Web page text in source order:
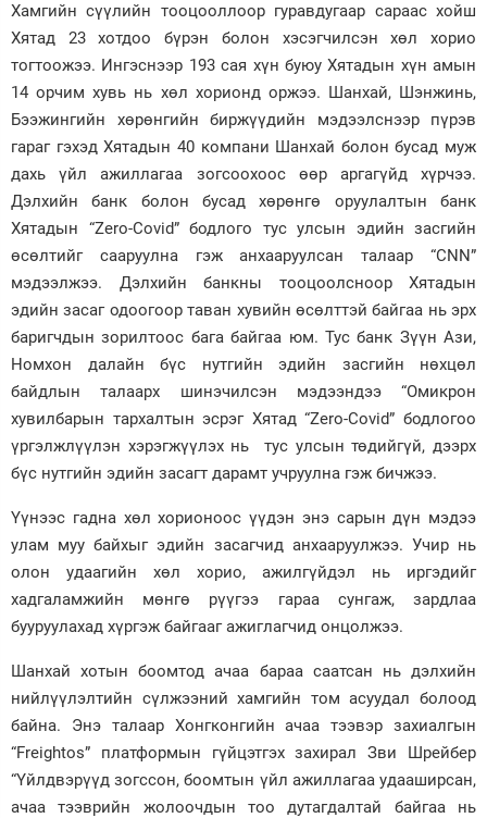
Хамгийн сүүлийн тооцооллоор гуравдугаар сараас хойш
Хятад 23 хотдоо бүрэн болон хэсэгчилсэн хөл хорио
тогтоожээ. Ингэснээр 193 сая хүн буюу Хятадын хүн амын
14 орчим хувь нь хөл хорионд оржээ. Шанхай, Шэнжинь,
Бээжингийн хөрөнгийн биржүүдийн мэдээлснээр пүрэв
гараг гэхэд Хятадын 40 компани Шанхай болон бусад муж
дахь үйл ажиллагаа зогсоохоос өөр аргагүйд хүрчээ.
Дэлхийн банк болон бусад хөрөнгө оруулалтын банк
Хятадын “Zero-Covid” бодлого тус улсын эдийн засгийн
өсөлтийг сааруулна гэж анхааруулсан талаар “CNN”
мэдээлжээ. Дэлхийн банкны тооцоолсноор Хятадын
эдийн засаг одоогоор таван хувийн өсөлттэй байгаа нь эрх
баригчдын зорилтоос бага байгаа юм. Тус банк Зүүн Ази,
Номхон далайн бүс нутгийн эдийн засгийн нөхцөл
байдлын талаарх шинэчилсэн мэдээндээ “Омикрон
хувилбарын тархалтын эсрэг Хятад “Zero-Covid” бодлогоо
үргэлжлүүлэн хэрэгжүүлэх нь тус улсын төдийгүй, дээрх
бүс нутгийн эдийн засагт дарамт учруулна гэж бичжээ.
Үүнээс гадна хөл хорионоос үүдэн энэ сарын дүн мэдээ
улам муу байхыг эдийн засагчид анхааруулжээ. Учир нь
олон удаагийн хөл хорио, ажилгүйдэл нь иргэдийг
хадгаламжийн мөнгө рүүгээ гараа сунгаж, зардлаа
бууруулахад хүргэж байгааг ажиглагчид онцолжээ.
Шанхай хотын боомтод ачаа бараа саатсан нь дэлхийн
нийлүүлэлтийн сүлжээний хамгийн том асуудал болоод
байна. Энэ талаар Хонгконгийн ачаа тээвэр захиалгын
“Freightos” платформын гүйцэтгэх захирал Зви Шрейбер
“Үйлдвэрүүд зогссон, боомтын үйл ажиллагаа удааширсан,
ачаа тээврийн жолоочдын тоо дутагдалтай байгаа нь